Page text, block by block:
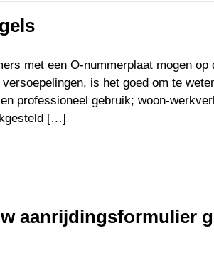
met een O-nummerplaat mogen op
is het goed om te
professioneel gebruik; woon-
[…]
aanrijdingsformulier